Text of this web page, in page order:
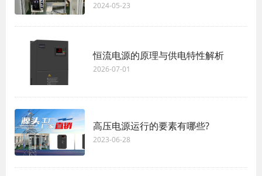
2024-05-23
恒流电源的原理与供电特性解析
2026-07-01
高压电源运行的要素有哪些?
2023-06-28